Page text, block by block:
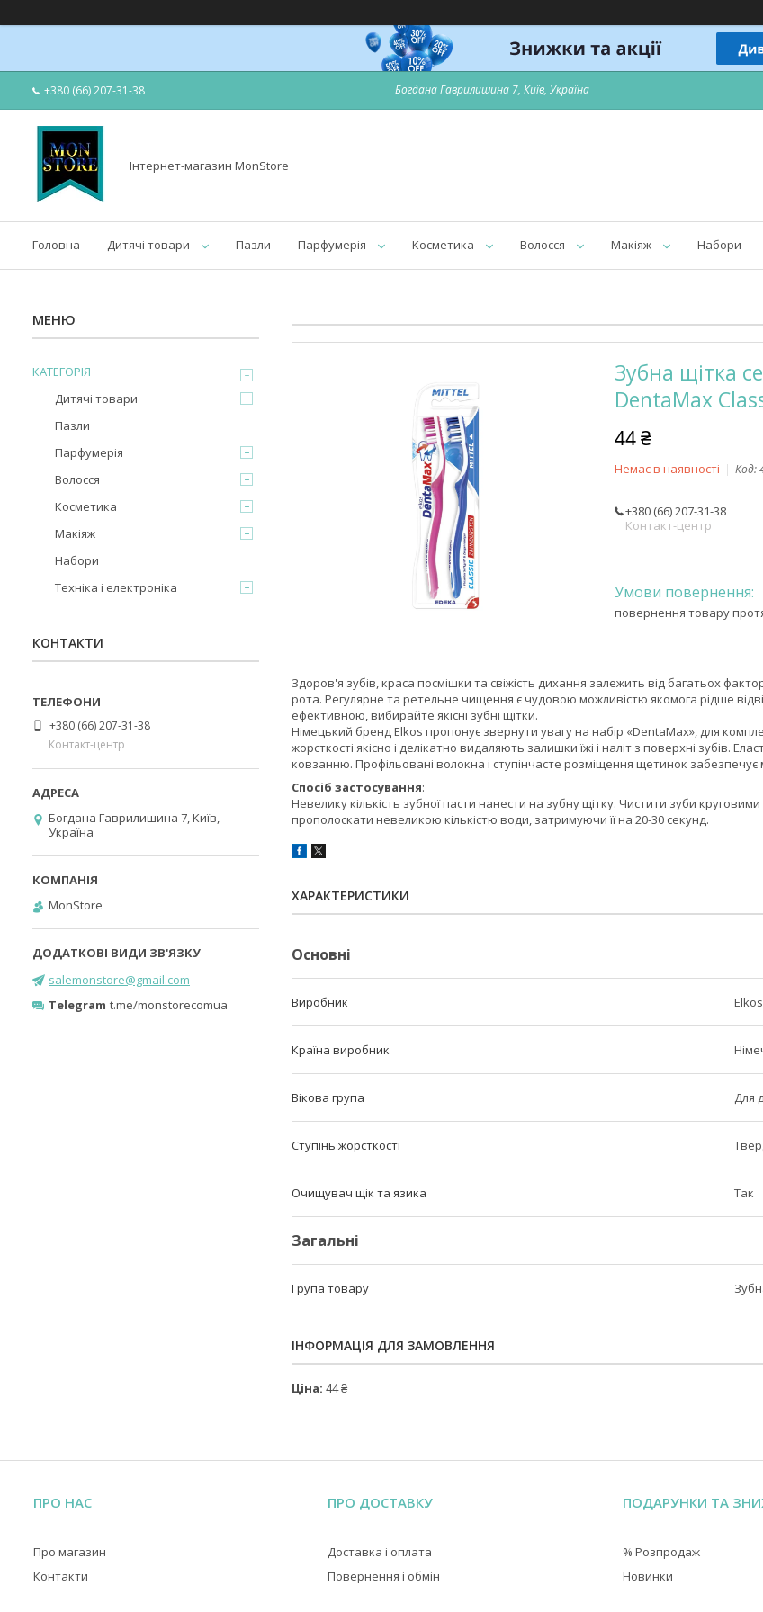
+380 (66) 207-31-38 Богдана Гаврилишина 7, Київ, Україна
Інтернет-магазин MonStore
Головна Дитячі товари Пазли Парфумерія Косметика Волосся Макіяж Набори
Зубна щітка
DentaMax
44 ₴
Немає в наявності Код:
+380 (66) 207-31-38
Контакт-центр
повернення товару
Здоров'я зубів, краса посмішки та свіжість дихання залежить від багатьох
рота. Регулярне та ретельне чищення є чудовою можливістю якомога рідше
ефективною, вибирайте якісні зубні щітки.
Німецький бренд Elkos пропонує звернути увагу на набір «DentaMax», для
жорсткості якісно і делікатно видаляють залишки їжі і наліт з поверхні зубів.
ковзанню. Профільовані волокна і ступінчасте розміщення щетинок
Спосіб застосування:
Невелику кількість зубної пасти нанести на зубну щітку. Чистити зуби
прополоскати невеликою кількістю води, затримуючи її на 20-30 секунд.
ХАРАКТЕРИСТИКИ
Основні
Виробник Elkos
Країна виробник
Вікова група Для
Ступінь жорсткості
Очищувач щік та язика Так
Загальні
Група товару
ІНФОРМАЦІЯ ДЛЯ ЗАМОВЛЕННЯ
Ціна: 44 ₴
КАТЕГОРІЯ
Дитячі товари
Пазли
Парфумерія
Волосся
Косметика
Макіяж
Набори
Техніка і електроніка
КОНТАКТИ
+380 (66) 207-31-38
Контакт-центр
Богдана Гаврилишина 7, Київ,
Україна
MonStore
salemonstore@gmail.com
Telegram t.me/monstorecomua
ПРО НАС
Про магазин
Контакти
ПРО ДОСТАВКУ
Доставка і оплата
Повернення і обмін
ПОДАРУНКИ ТА
% Розпродаж
Новинки